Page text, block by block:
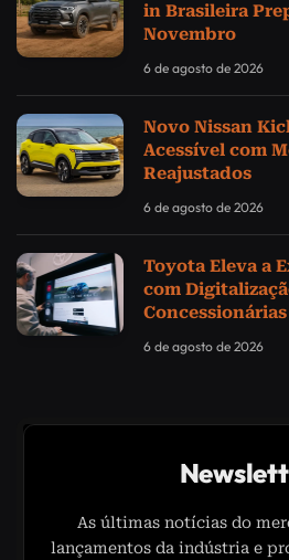
in Brasileira
Novembro
6 de agosto de 2026
Novo Nissan
Acessível com
Reajustados
6 de agosto de 2026
Toyota Eleva a
com
6 de agosto de 2026
As últimas notícias do
lançamentos da indústria e